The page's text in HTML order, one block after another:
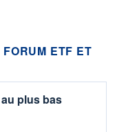
ETF ET
plus bas